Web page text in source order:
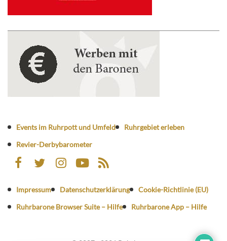
Events im Ruhrpott und Umfeld
Ruhrgebiet erleben
Revier-Derbybarometer
Impressum Datenschutzerklärung
Cookie-Richtlinie (EU)
Ruhrbarone Browser Suite – Hilfe
Ruhrbarone App – Hilfe